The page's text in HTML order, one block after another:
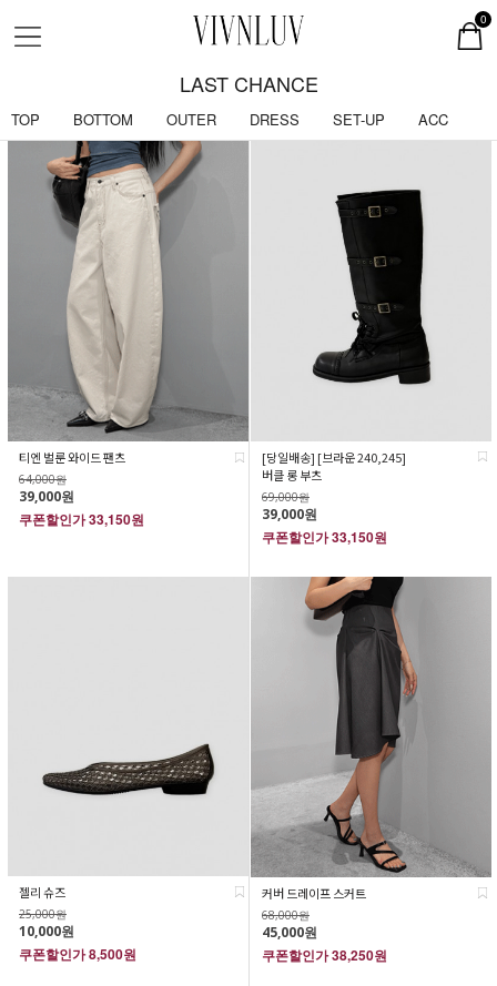
0
LAST CHANCE
TOP BOTTOM OUTER DRESS SET-UP ACC
티엔 벌룬 와이드 팬츠
64,000원
39,000원
쿠폰할인가33,150원
[당일배송] [브라운 240,245]
버클 롱 부츠
69,000원
39,000원
쿠폰할인가33,150원
젤리 슈즈
25,000원
10,000원
쿠폰할인가8,500원
커버 드레이프 스커트
68,000원
45,000원
쿠폰할인가38,250원